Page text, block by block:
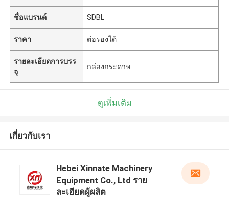
ชื่อแบรนด์ SDBL
ราคา ต่อรองได้
รายละเอียดการบรร
จุ
กล่องกระดาษ
ดูเพิ่มเติม
เกี่ยวกับเรา
Hebei Xinnate Machinery
Equipment Co., Ltd ราย
ละเอียดผู้ผลิต